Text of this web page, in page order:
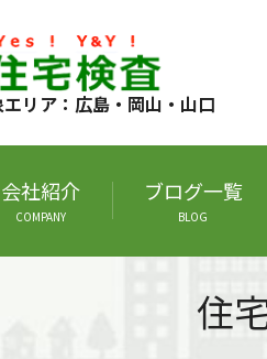
リア：広島・岡山・山口
会社紹介
COMPANY
ブログ一覧
BLOG
住